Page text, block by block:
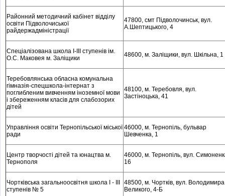
Районний методичний кабінет відділу
освіти Підволочиської
райдержадміністрації
47800, смт Підволочинськ, вул.
А.Шептицького, 4
Спеціалізована школа І-ІІІ ступенів ім.
О.С. Маковея м. Заліщики
48600, м. Заліщики, вул. Шкільна, 1
Теребовлянська обласна комунальна
гімназія-спецшкола-інтернат з
поглибленим вивченням іноземної мови
і збереженням класів для слабозорих
дітей
48100, м. Теребовля, вул.
Застіноцька, 41
Управління освіти Тернопільської міської
ради
46000, м. Тернопіль, бульвар
Шевченка, 1
Центр творчості дітей та юнацтва м.
Тернополя
46000, м. Тернопіль, вул.
16
Чортківська загальноосвітня школа І - ІІІ
ступенів № 5
48500, м. Чортків, вул. Володимира
Великого, 4-Б